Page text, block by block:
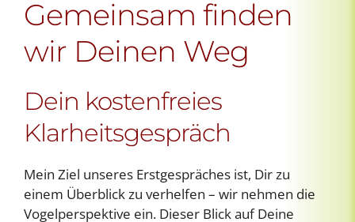
Gemeinsam finden
wir Deinen Weg
Dein kostenfreies
Klarheitsgespräch
Mein Ziel unseres Erstgespräches ist, Dir zu
einem Überblick zu verhelfen – wir nehmen die
Vogelperspektive ein. Dieser Blick auf Deine